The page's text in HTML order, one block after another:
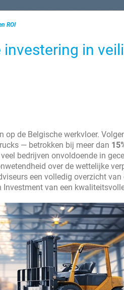
ROI
in
de Belgische werkvloer.
— betrokken bij meer dan
bedrijven onvoldoende in
over de wettelijke
een volledig overzicht
van een